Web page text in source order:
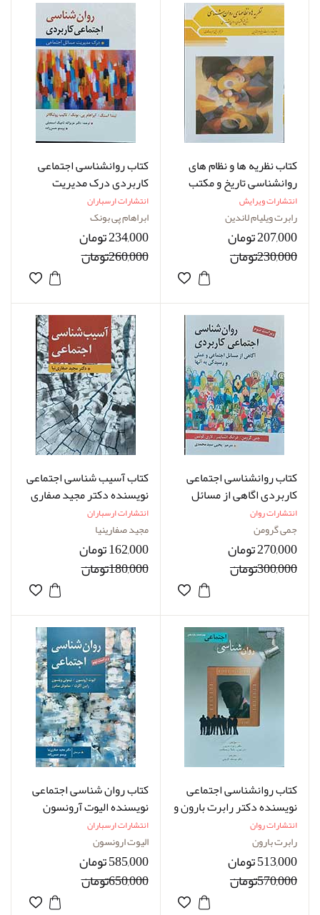
کتاب نظریه ها و نظام های
روانشناسی تاریخ و مکتب
یحیی سید محمدی
انتشارات ویرایش
رابرت ویلیام لاندین
207,000 تومان
230,000تومان
کتاب روانشناسی اجتماعی
کاربردی درک مدیریت
مسائل اجتماعی نویسنده
آبراهام پی.بونک ترجمه
پرستو حسن زاد
انتشارات ارسباران
ابراهام پی بونک
234,000 تومان
260,000تومان
کتاب روانشناسی اجتماعی
کاربردی اگاهی از مسائل
اجتماعی و عملی و رسیدگی
به انها نویسنده جمی گرومن
مترجم یحیی سید محمدی
انتشارات روان
جمی گرومن
270,000 تومان
300,000تومان
کتاب آسیب شناسی اجتماعی
نویسنده دکتر مجید صفاری
نیا
انتشارات ارسباران
مجید صفارینیا
162,000 تومان
180,000تومان
کتاب روانشناسی اجتماعی
نویسنده دکتر رابرت بارون و
دان بیرن و نایلا برنسکامب
مترجم دکتر یوسف کریمی
انتشارات روان
رابرت بارون
513,000 تومان
570,000تومان
کتاب روان شناسی اجتماعی
نویسنده الیوت آرونسون
مترجم دکتر صفاری نیا
انتشارات ارسباران
الیوت ارونسون
585,000 تومان
650,000تومان